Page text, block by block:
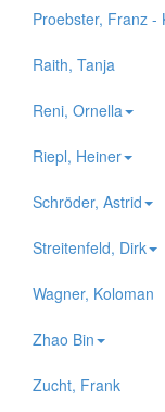
Proebster, Franz -
Raith, Tanja
Reni, Ornella
Riepl, Heiner
Schröder, Astrid
Streitenfeld, Dirk
Wagner, Koloman
Zhao Bin
Zucht, Frank